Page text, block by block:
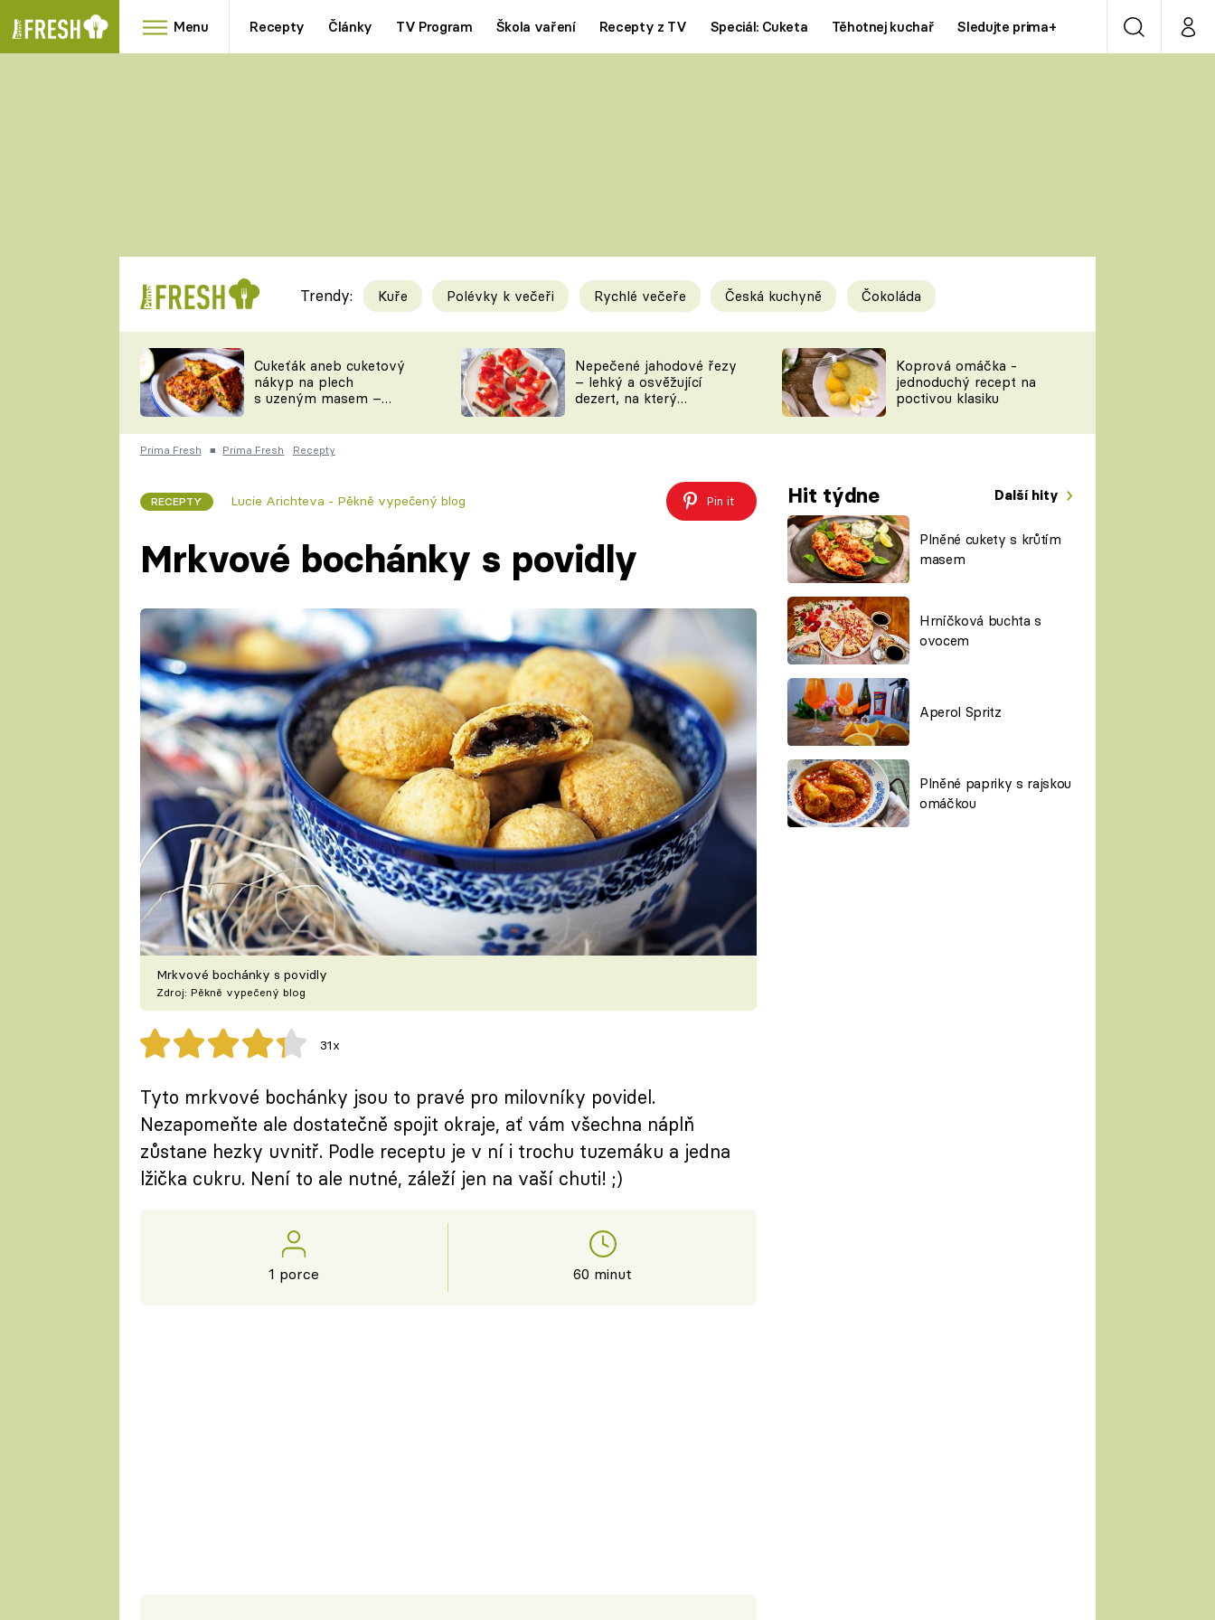
Menu Recepty Články TV Program Škola vaření Recepty z TV Speciál: Cuketa Těhotnej kuchař Sledujte prima+ VyhledáváníMůj
RYCHLOVKY
Videorecepty
TEĎ VAŘÍ ŠÉF!
ČESKO NA TALÍŘI
KUCHAŘKA
Tipy a triky
KAM ZA JÍDLEM
VYCHYTÁVKY
Novinky
ŠÉFREDAKTORKY
ČASOPIS
Prima LAJK
Sledujte nás
Trendy: Kuře Polévky k večeři Rychlé večeře Česká kuchyně Čokoláda
Cukeťák aneb cuketový
nákyp na plech
s uzeným masem –
zpracovat přerostlé
cukety
Nepečené jahodové řezy
– lehký a osvěžující
dezert, na který
Koprová omáčka -
jednoduchý recept na
poctivou klasiku
Prima Fresh ■ Prima Fresh Recepty
RECEPTY Lucie Arichteva - Pěkně vypečený blog Pin it Hit týdne Další hity
Plněné cukety s krůtím
masem
Hrníčková buchta s
ovocem
Aperol Spritz
Plněné papriky s rajskou
omáčkou
Mrkvové bochánky s povidly
Mrkvové bochánky s povidly
Zdroj: Pěkně vypečený blog
31x
Tyto mrkvové bochánky jsou to pravé pro milovníky povidel.
Nezapomeňte ale dostatečně spojit okraje, ať vám všechna náplň
zůstane hezky uvnitř. Podle receptu je v ní i trochu tuzemáku a jedna
lžička cukru. Není to ale nutné, záleží jen na vaší chuti! ;)
1 porce 60 minut